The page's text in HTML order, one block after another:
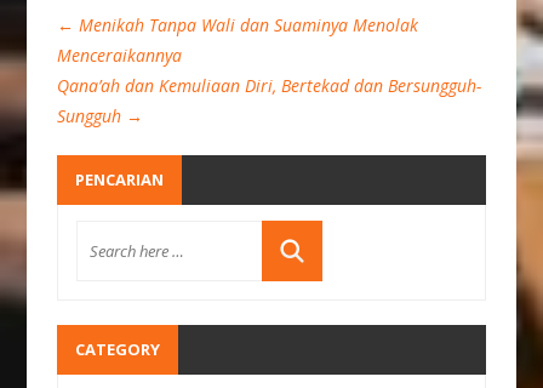
← Menikah Tanpa Wali dan Suaminya Menolak
Menceraikannya
Qana’ah dan Kemuliaan Diri, Bertekad dan Bersungguh-
Sungguh →
PENCARIAN
CATEGORY